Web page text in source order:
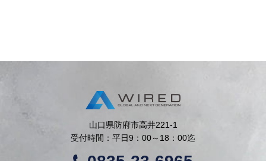
山口県防府市高井221-1
受付時間：平日9：00～18：00迄